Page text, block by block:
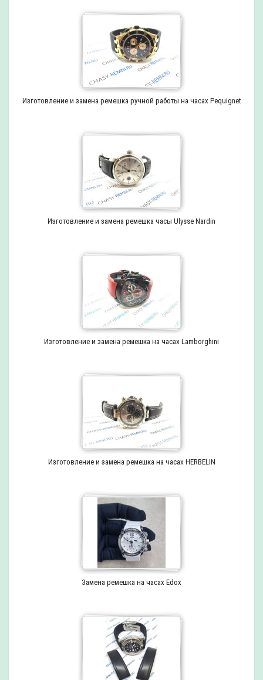
Изготовление и замена ремешка ручной работы на часах Pequignet
Изготовление и замена ремешка часы Ulysse Nardin
Изготовление и замена ремешка на часах Lamborghini
Изготовление и замена ремешка на часах HERBELIN
Замена ремешка на часах Edox